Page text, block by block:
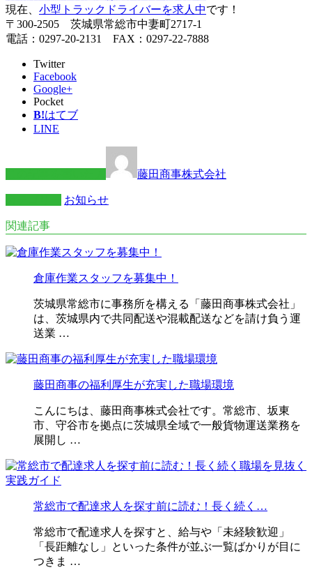
現在、 小型トラックドライバーを求人中です！
〒300-2505 茨城県常総市中妻町2717-1
電話：0297-20-2131 FAX：0297-22-7888
Twitter
Facebook
Google+
Pocket
B!はてブ
LINE
藤田商事株式会社
お知らせ
関連記事
倉庫作業スタッフを募集中！
茨城県常総市に事務所を構える「藤田商事株式会社」
は、茨城県内で共同配送や混載配送などを請け負う運
送業 …
藤田商事の福利厚生が充実した職場環境
こんにちは、藤田商事株式会社です。常総市、坂東
市、守谷市を拠点に茨城県全域で一般貨物運送業務を
展開し …
常総市で配達求人を探す前に読む！長く続く…
常総市で配達求人を探すと、給与や「未経験歓迎」
「長距離なし」といった条件が並ぶ一覧ばかりが目に
つきま …